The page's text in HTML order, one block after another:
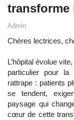
transforme
Admin
Chères lectrices,
L’hôpital évolue
particulier pour
rattrape : patients
se tendent,
paysage qui
cœur de cette